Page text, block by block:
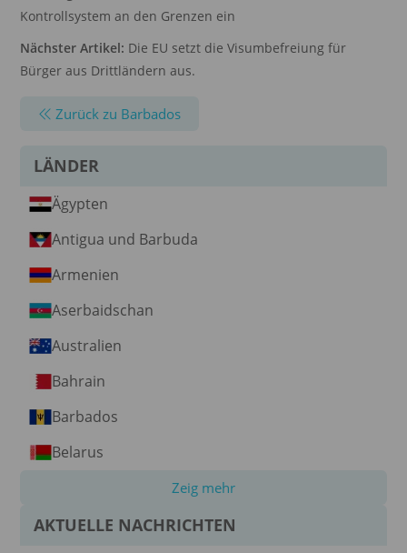
Kontrollsystem an den Grenzen ein
Nächster Artikel: Die EU setzt die Visumbefreiung für
Bürger aus Drittländern aus.
Zurück zu Barbados
LÄNDER
Ägypten
Antigua und Barbuda
Armenien
Aserbaidschan
Australien
Bahrain
Barbados
Belarus
Zeig mehr
AKTUELLE NACHRICHTEN